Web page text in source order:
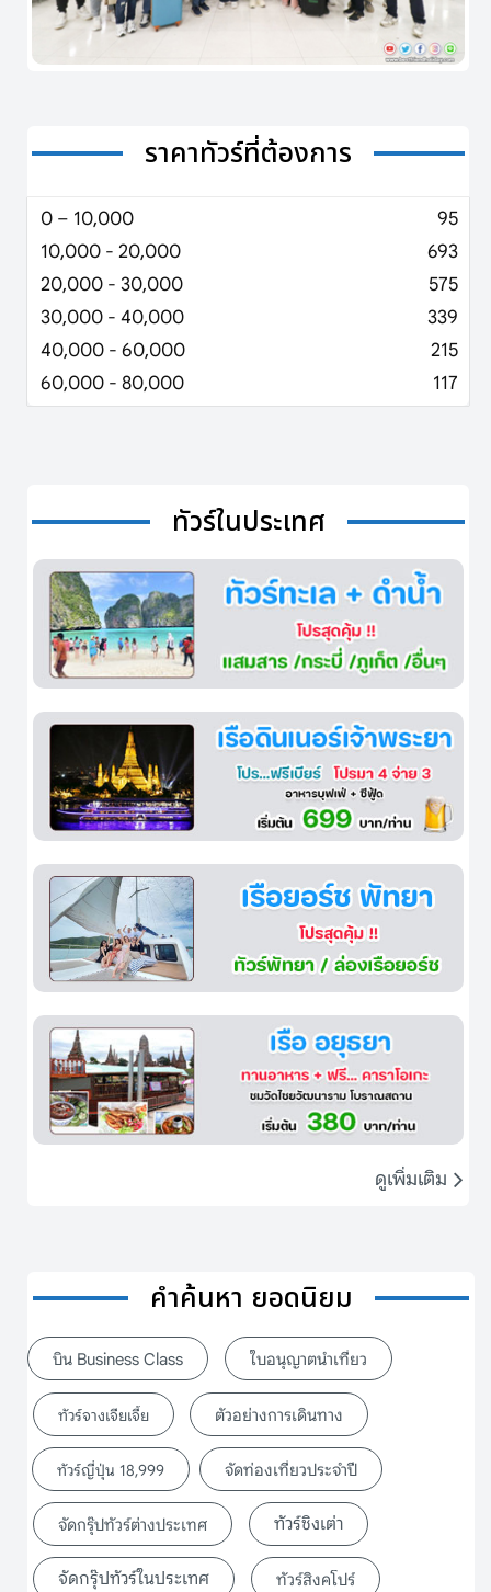
ราคาทัวร์ที่ต้องการ
0 – 10,000
95
10,000 - 20,000
693
20,000 - 30,000
575
30,000 - 40,000
339
40,000 - 60,000
215
60,000 - 80,000
117
ทัวร์ในประเทศ
ดูเพิ่มเติม
คำค้นหา ยอดนิยม
บิน Business Class ใบอนุญาตนำเที่ยว
ทัวร์จางเจียเจี้ย ตัวอย่างการเดินทาง
ทัวร์ญี่ปุ่น 18,999 จัดท่องเที่ยวประจำปี
จัดกรุ๊ปทัวร์ต่างประเทศ ทัวร์ชิงเต่า
จัดกรุ๊ปทัวร์ในประเทศ ทัวร์สิงคโปร์